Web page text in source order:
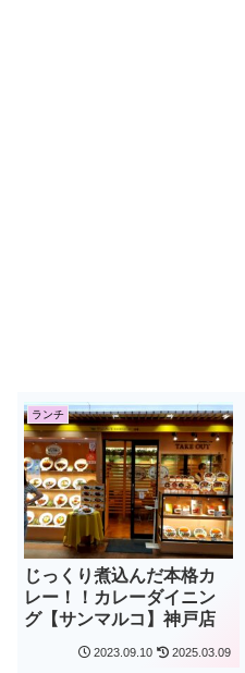
ランチ
じっくり煮込んだ本格カ
レー！！カレーダイニン
グ【サンマルコ】神戸店
2023.09.10 2025.03.09